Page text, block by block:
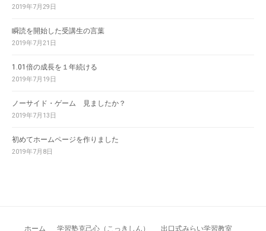
2019年7月29日
瞬読を開始した受講生の言葉
2019年7月21日
1.01倍の成長を１年続ける
2019年7月19日
ノーサイド・ゲーム 見ましたか？
2019年7月13日
初めてホームページを作りました
2019年7月8日
ホーム 学習塾克己心（こっきしん） 出口式みらい学習教室